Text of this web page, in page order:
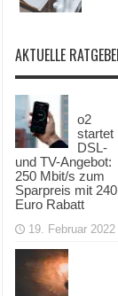
AKTUELLE
o2
startet
DSL-
und TV-Angebot:
250 Mbit/s zum
Sparpreis mit 240
Euro Rabatt
19. Februar 2022